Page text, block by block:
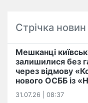
Стрічка новин
Мешканці
залишилися без
через відмову
нового ОСББ із
31.07.26 | 08:37